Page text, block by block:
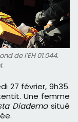
de l’EH 01.044.
Une femme
Diademasitué